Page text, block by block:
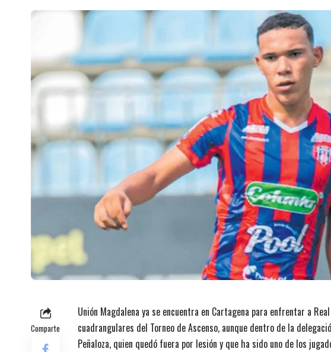
Comparte
Unión Magdalena ya se encuentra en Cartagena para enfrentar a
cuadrangulares del Torneo de Ascenso, aunque dentro de la
Peñaloza, quien quedó fuera por lesión y que ha sido uno de los